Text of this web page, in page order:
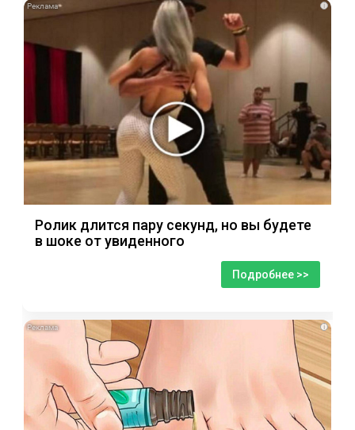
i
Ролик длится пару секунд, но вы будете
в шоке от увиденного
Подробнее >>
i